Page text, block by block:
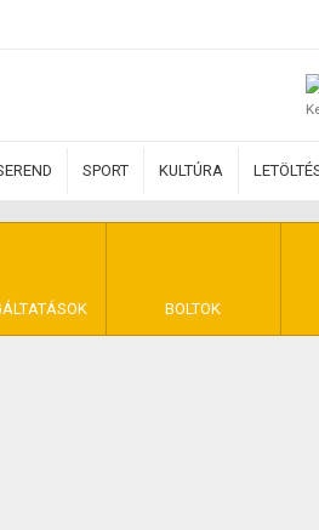
SPORT KULTÚRA
BOLTOK